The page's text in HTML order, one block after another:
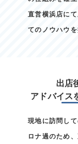
直営横浜店に
てのノウハウ
出店
アドバイス
現地に訪問し
ロナ過のため